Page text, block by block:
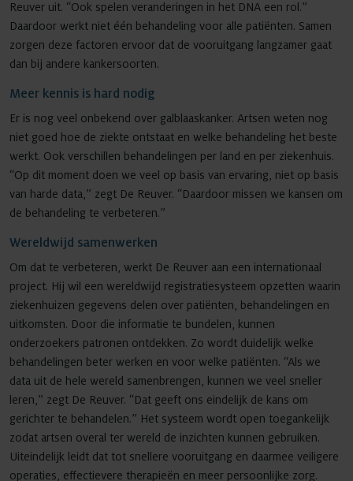
Reuver uit. “Ook spelen veranderingen in het DNA een rol.”
Daardoor werkt niet één behandeling voor alle patiënten. Samen
zorgen deze factoren ervoor dat de vooruitgang langzamer gaat
dan bij andere kankersoorten.
Meer kennis is hard nodig
Er is nog veel onbekend over galblaaskanker. Artsen weten nog
niet goed hoe de ziekte ontstaat en welke behandeling het beste
werkt. Ook verschillen behandelingen per land en per ziekenhuis.
“Op dit moment doen we veel op basis van ervaring, niet op basis
van harde data,” zegt De Reuver. “Daardoor missen we kansen om
de behandeling te verbeteren.”
Wereldwijd samenwerken
Om dat te verbeteren, werkt De Reuver aan een internationaal
project. Hij wil een wereldwijd registratiesysteem opzetten waarin
ziekenhuizen gegevens delen over patiënten, behandelingen en
uitkomsten. Door die informatie te bundelen, kunnen
onderzoekers patronen ontdekken. Zo wordt duidelijk welke
behandelingen beter werken en voor welke patiënten. “Als we
data uit de hele wereld samenbrengen, kunnen we veel sneller
leren,” zegt De Reuver. “Dat geeft ons eindelijk de kans om
gerichter te behandelen.” Het systeem wordt open toegankelijk
zodat artsen overal ter wereld de inzichten kunnen gebruiken.
Uiteindelijk leidt dat tot snellere vooruitgang en daarmee veiligere
operaties, effectievere therapieën en meer persoonlijke zorg.